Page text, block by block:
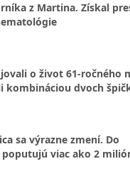
z Martina. Získal
o život 61-ročného
kombináciou dvoch
sa výrazne zmení. Do
viac ako 2